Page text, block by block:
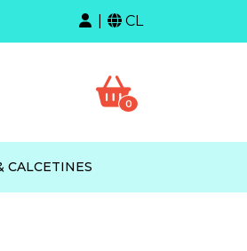
CL
0
CALCETINES